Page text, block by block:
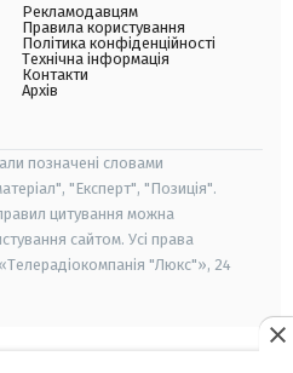
Рекламодавцям
Правила користування
Політика конфіденційності
Технічна інформація
Контакти
Архів
позначені словами
"Експерт", "Позиція".
цитування можна
сайтом. Усі права
"Люкс"», 24